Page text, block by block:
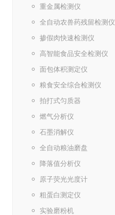
重金属检测仪
全自动农兽药残留检测仪
掺假肉快速检测仪
高智能食品安全检测仪
面包体积测定仪
粮食安全综合检测仪
拍打式匀质器
燃气分析仪
石墨消解仪
全自动粮油磨盘
降落值分析仪
原子荧光光度计
粗蛋白测定仪
实验磨粉机